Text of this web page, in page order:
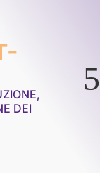
DEI
5